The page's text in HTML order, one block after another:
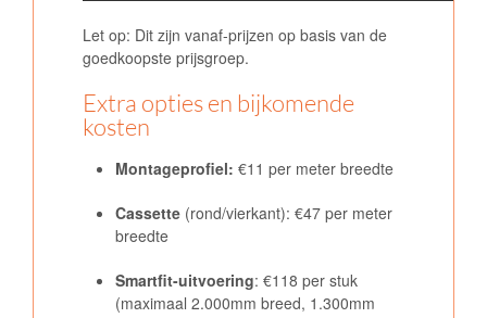
Let op: Dit zijn vanaf-prijzen op basis van de
goedkoopste prijsgroep.
Extra opties en bijkomende
kosten
Montageprofiel: €11 per meter breedte
Cassette (rond/vierkant): €47 per meter
breedte
Smartfit-uitvoering: €118 per stuk
(maximaal 2.000mm breed, 1.300mm